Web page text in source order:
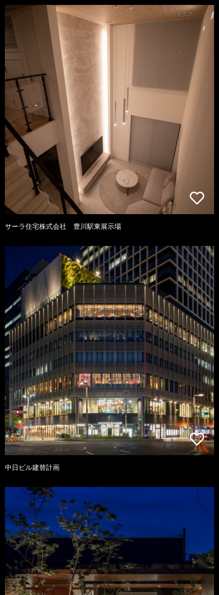
サーラ住宅株式会社 豊川駅東展示場
中日ビル建替計画